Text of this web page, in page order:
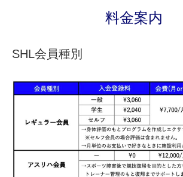
料金案内
SHL会員種別